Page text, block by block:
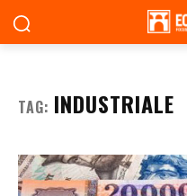
TAG: INDUSTRIALE